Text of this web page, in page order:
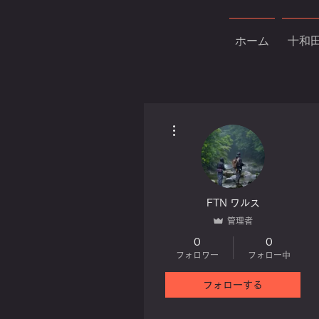
ホーム 十和
FTN ワルス
管理者
0
フォロワー
0
フォロー中
フォローする